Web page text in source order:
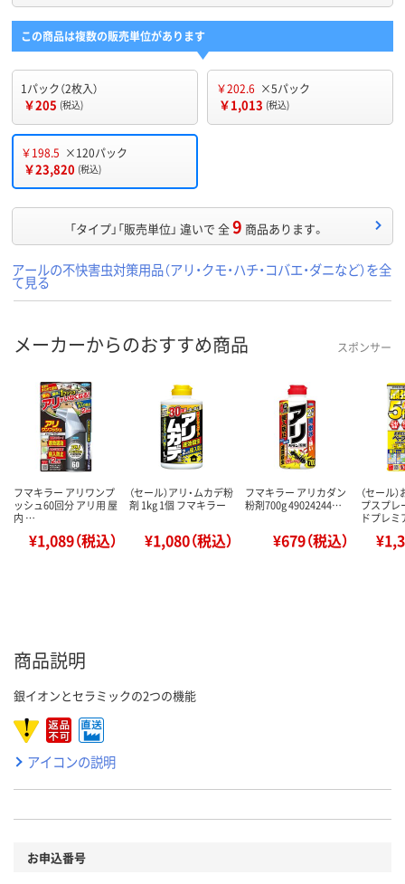
この商品は複数の販売単位があります
1パック（2枚入）
￥205 (税込)
￥202.6 ×5パック
￥1,013 (税込)
￥198.5 ×120パック
￥23,820 (税込)
「タイプ」「販売単位」 違いで 全9 商品あります。
アールの不快害虫対策用品（アリ・クモ・ハチ・コバエ・ダニなど）を全
て見る
メーカーからのおすすめ商品 スポンサー
フマキラー アリワンプ
ッシュ60回分 アリ用 屋
内 …
¥1,089（税込）
（セール）アリ・ムカデ粉
剤 1kg 1個 フマキラー
¥1,080（税込）
フマキラー アリカダン
粉剤700g 49024244…
¥679（税込）
（セール
プスプレ
ドプレ
商品説明
銀イオンとセラミックの2つの機能
アイコンの説明
お申込番号